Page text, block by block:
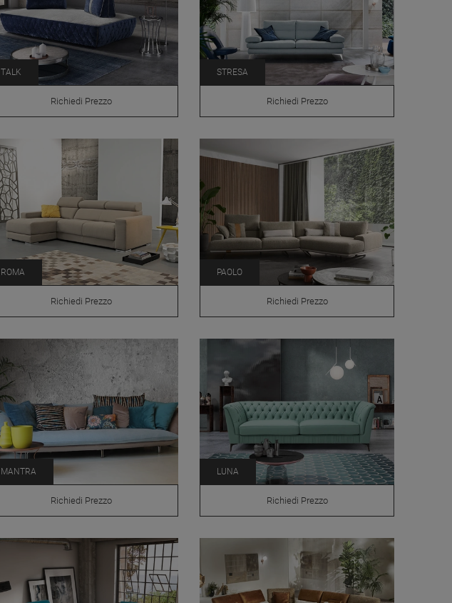
TALK
Richiedi Prezzo
STRESA
Richiedi Prezzo
ROMA
Richiedi Prezzo
PAOLO
Richiedi Prezzo
MANTRA
Richiedi Prezzo
LUNA
Richiedi Prezzo